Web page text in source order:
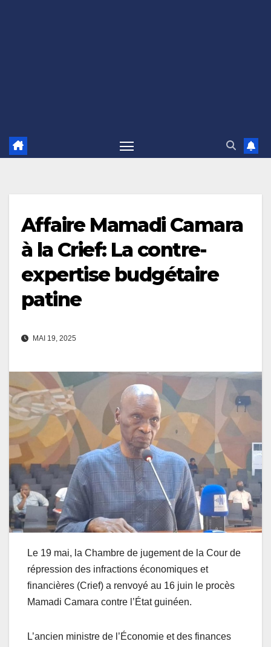
Affaire Mamadi Camara
à la Crief: La contre-
expertise budgétaire
patine
MAI 19, 2025
Le 19 mai, la Chambre de jugement de la Cour de
répression des infractions économiques et
financières (Crief) a renvoyé au 16 juin le procès
Mamadi Camara contre l’État guinéen.
L’ancien ministre de l’Économie et des finances